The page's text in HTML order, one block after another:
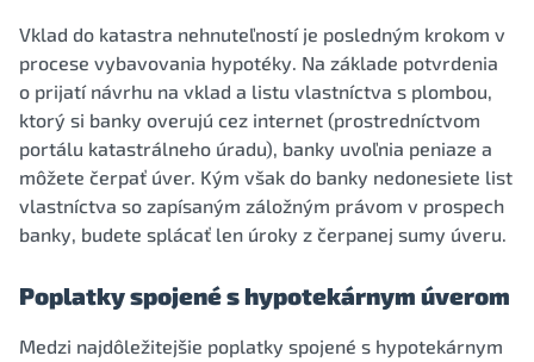
Vklad do katastra nehnuteľností je posledným krokom v
procese vybavovania hypotéky. Na základe potvrdenia
o prijatí návrhu na vklad a listu vlastníctva s plombou,
ktorý si banky overujú cez internet (prostredníctvom
portálu katastrálneho úradu), banky uvoľnia peniaze a
môžete čerpať úver. Kým však do banky nedonesiete list
vlastníctva so zapísaným záložným právom v prospech
banky, budete splácať len úroky z čerpanej sumy úveru.
Poplatky spojené s hypotekárnym úverom
Medzi najdôležitejšie poplatky spojené s hypotekárnym